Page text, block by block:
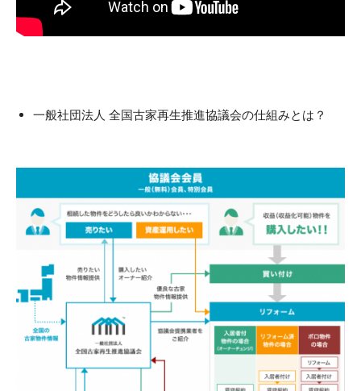
一般社団法人 全国古家再生推進協議会の仕組みとは？